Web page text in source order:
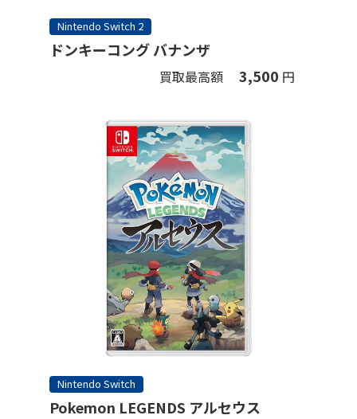
Nintendo Switch 2
ドンキーコング バナンザ
買取最高額 3,500 円
Nintendo Switch
Pokemon LEGENDS アルセウス